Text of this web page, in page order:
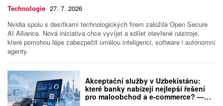
Technologie 27. 7. 2026
Nvidia spolu s desítkami technologických firem založila Open Secure
AI Alliance. Nová iniciativa chce vyvíjet a sdílet otevřené nástroje,
které pomohou lépe zabezpečit umělou inteligenci, software i autonomní
agenty.
Akceptační služby v Uzbekistánu:
které banky nabízejí nejlepší řešení
pro maloobchod a e-commerce? —